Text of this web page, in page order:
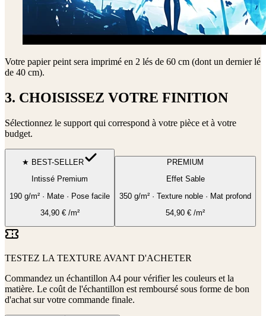
Votre papier peint sera imprimé en 2 lés de 60 cm (dont un dernier lé
de 40 cm).
3. CHOISISSEZ VOTRE FINITION
Sélectionnez le support qui correspond à votre pièce et à votre
budget.
★ BEST-SELLER
Intissé Premium
190 g/m² · Mate · Pose facile
34,90€/m²
PREMIUM
Effet Sable
350 g/m² · Texture noble · Mat profond
54,90 € /m²
TESTEZ LA TEXTURE AVANT D'ACHETER
Commandez un échantillon A4 pour vérifier les couleurs et la
matière. Le coût de l'échantillon est remboursé sous forme de bon
d'achat sur votre commande finale.